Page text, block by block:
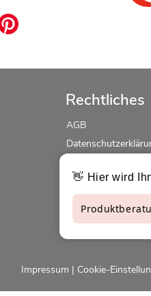
Rechtliches
AGB
Widerrufsrecht
Impressum | Cookie-